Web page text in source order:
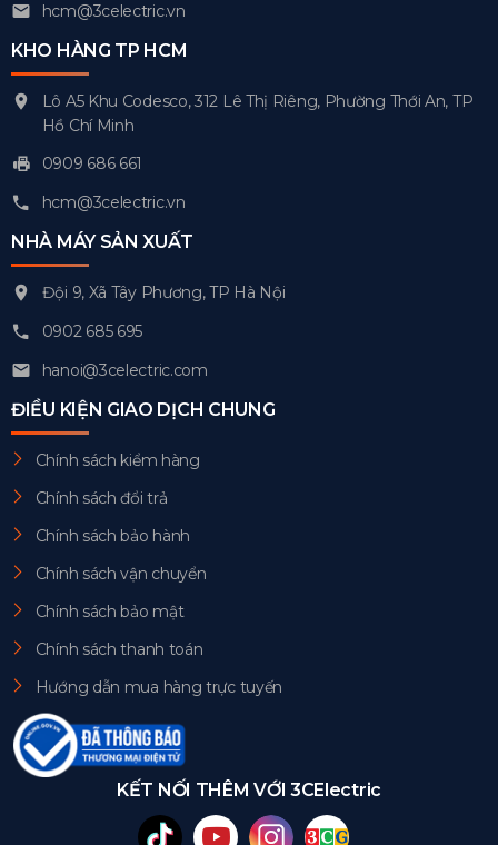
hcm@3celectric.vn
KHO HÀNG TP HCM
Lô A5 Khu Codesco, 312 Lê Thị Riêng, Phường Thới An, TP
Hồ Chí Minh
0909 686 661
hcm@3celectric.vn
NHÀ MÁY SẢN XUẤT
Đội 9, Xã Tây Phương, TP Hà Nội
0902 685 695
hanoi@3celectric.com
ĐIỀU KIỆN GIAO DỊCH CHUNG
Chính sách kiểm hàng
Chính sách đổi trả
Chính sách bảo hành
Chính sách vận chuyển
Chính sách bảo mật
Chính sách thanh toán
Hướng dẫn mua hàng trực tuyến
KẾT NỐI THÊM VỚI 3CElectric